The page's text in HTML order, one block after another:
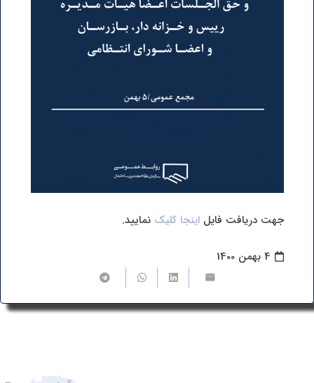
جهت دریافت فایل اینجا کلیک نمایید.
4 بهمن 1400